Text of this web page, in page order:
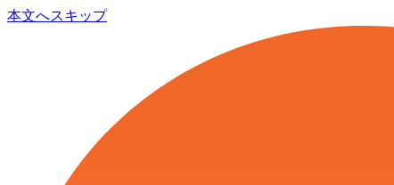
本文へスキップ